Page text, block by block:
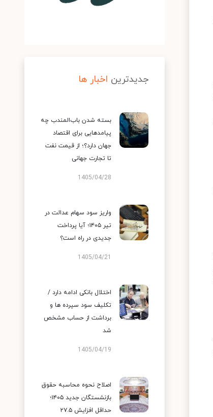
جدیدترین اخبار ها
بسته شدن باب‌المندب چه
پیامدهایی برای اقتصاد
جهان دارد؟؛ از قیمت نفت
تا تجارت جهانی
1405/04/28
واریز سود سهام عدالت در
تیر ۱۴۰۵؛ آیا پرداخت
جدیدی در راه است؟
1405/04/21
اختلال بانکی ادامه دارد /
تکلیف سود سپرده ها و
برداشت از حساب مشخص
شد
1405/04/19
اصلاح نحوه محاسبه حقوق
بازنشستگان جدید ۱۴۰۵؛
حداقل افزایش ۲۷.۵